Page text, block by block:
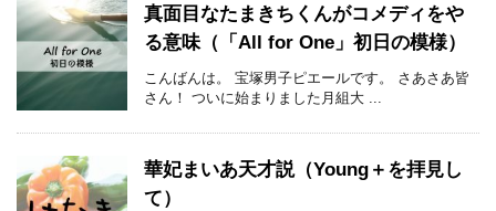
真面目なたまきちくんがコメディをや
る意味（「All for One」初日の模様）
こんばんは。 宝塚男子ピエールです。 さあさあ皆
さん！ ついに始まりました月組大 ...
華妃まいあ天才説（Young＋を拝見し
て）